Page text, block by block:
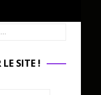
LE SITE !